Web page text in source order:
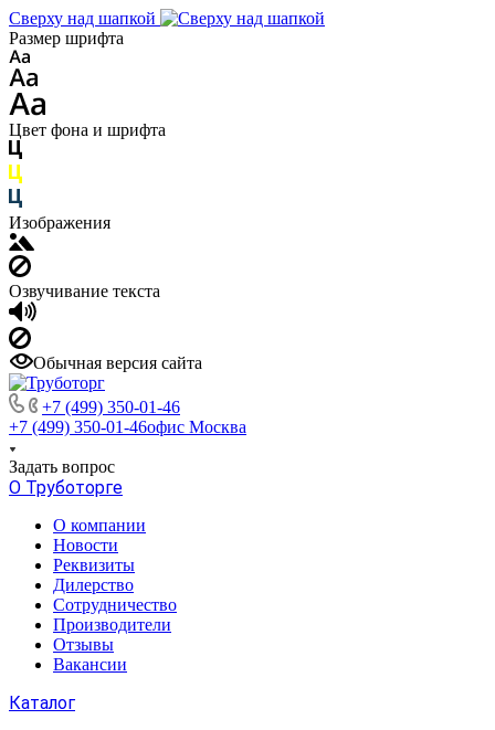
Сверху над шапкой
Размер шрифта
Цвет фона и шрифта
Изображения
Озвучивание текста
Обычная версия сайта
+7 (499) 350-01-46
+7 (499) 350-01-46офис Москва
Задать вопрос
О Труботорге
О компании
Новости
Реквизиты
Дилерство
Сотрудничество
Производители
Отзывы
Вакансии
Каталог